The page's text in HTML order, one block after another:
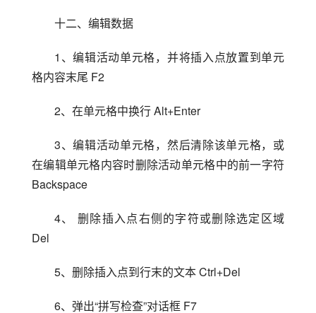
十二、编辑数据
1、编辑活动单元格，并将插入点放置到单元
格内容末尾 F2
2、在单元格中换行 Alt+Enter
3、编辑活动单元格，然后清除该单元格，或
在编辑单元格内容时删除活动单元格中的前一字符
Backspace
4、 删除插入点右侧的字符或删除选定区域
Del
5、删除插入点到行末的文本 Ctrl+Del
6、弹出“拼写检查”对话框 F7